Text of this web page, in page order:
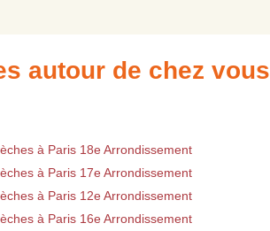
autour de chez vous
à Paris 18e Arrondissement
à Paris 17e Arrondissement
à Paris 12e Arrondissement
à Paris 16e Arrondissement